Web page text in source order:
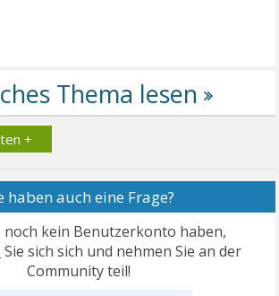
+
haben auch eine Frage?
noch kein Benutzerkonto haben,
Sie sich sich und nehmen Sie an der
Community teil!